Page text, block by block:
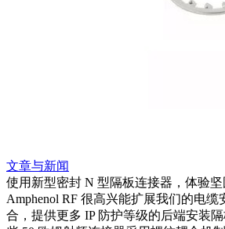
文章与新闻
使用新型密封 N 型隔板连接器，体验
Amphenol RF 很高兴能扩展我们的电缆
合，提供更多 IP 防护等级的后端安装